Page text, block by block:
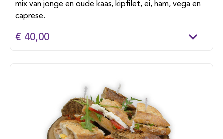
mix van jonge en oude kaas, kipfilet, ei, ham, vega en
caprese.
€ 40,00